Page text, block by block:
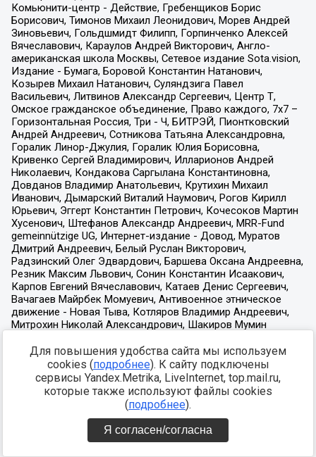
Для повышения удобства сайта мы используем
cookies (подробнее). К сайту подключены
сервисы Yandex.Metrika, LiveInternet, top.mail.ru,
которые также используют файлы cookies
(подробнее).
Я согласен/согласна